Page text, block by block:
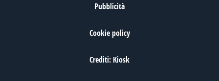
Pubblicità
Cookie policy
Crediti: Kiosk